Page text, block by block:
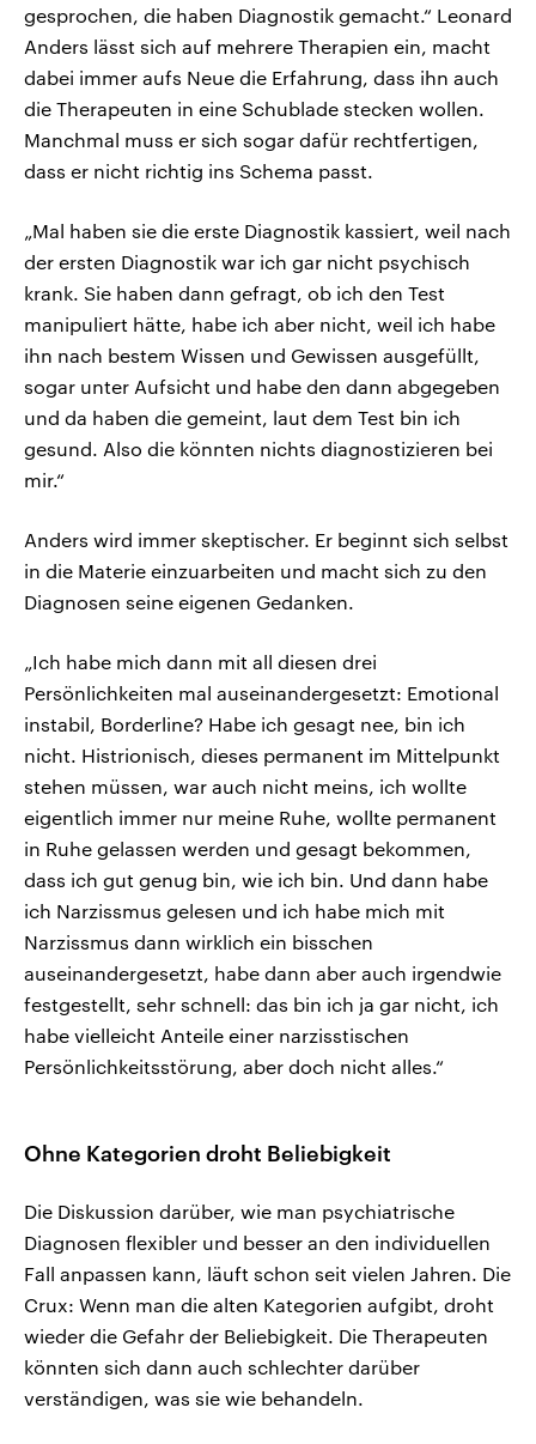
gesprochen, die haben Diagnostik gemacht.“ Leonard
Anders lässt sich auf mehrere Therapien ein, macht
dabei immer aufs Neue die Erfahrung, dass ihn auch
die Therapeuten in eine Schublade stecken wollen.
Manchmal muss er sich sogar dafür rechtfertigen,
dass er nicht richtig ins Schema passt.
„Mal haben sie die erste Diagnostik kassiert, weil nach
der ersten Diagnostik war ich gar nicht psychisch
krank. Sie haben dann gefragt, ob ich den Test
manipuliert hätte, habe ich aber nicht, weil ich habe
ihn nach bestem Wissen und Gewissen ausgefüllt,
sogar unter Aufsicht und habe den dann abgegeben
und da haben die gemeint, laut dem Test bin ich
gesund. Also die könnten nichts diagnostizieren bei
mir.“
Anders wird immer skeptischer. Er beginnt sich selbst
in die Materie einzuarbeiten und macht sich zu den
Diagnosen seine eigenen Gedanken.
„Ich habe mich dann mit all diesen drei
Persönlichkeiten mal auseinandergesetzt: Emotional
instabil, Borderline? Habe ich gesagt nee, bin ich
nicht. Histrionisch, dieses permanent im Mittelpunkt
stehen müssen, war auch nicht meins, ich wollte
eigentlich immer nur meine Ruhe, wollte permanent
in Ruhe gelassen werden und gesagt bekommen,
dass ich gut genug bin, wie ich bin. Und dann habe
ich Narzissmus gelesen und ich habe mich mit
Narzissmus dann wirklich ein bisschen
auseinandergesetzt, habe dann aber auch irgendwie
festgestellt, sehr schnell: das bin ich ja gar nicht, ich
habe vielleicht Anteile einer narzisstischen
Persönlichkeitsstörung, aber doch nicht alles.“
Ohne Kategorien droht Beliebigkeit
Die Diskussion darüber, wie man psychiatrische
Diagnosen flexibler und besser an den individuellen
Fall anpassen kann, läuft schon seit vielen Jahren. Die
Crux: Wenn man die alten Kategorien aufgibt, droht
wieder die Gefahr der Beliebigkeit. Die Therapeuten
könnten sich dann auch schlechter darüber
verständigen, was sie wie behandeln.